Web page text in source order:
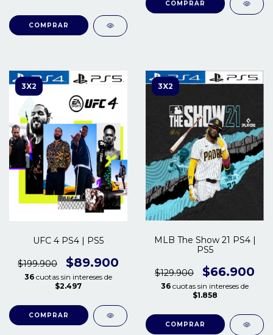
COMPRAR
COMPRAR
3X2
UFC 4 PS4 | PS5
$199.900 $89.900
36 cuotas sin intereses de
$2.497
COMPRAR
3X2
MLB The Show 21 PS4 |
PS5
$129.900 $66.900
36 cuotas sin intereses de
$1.858
COMPRAR